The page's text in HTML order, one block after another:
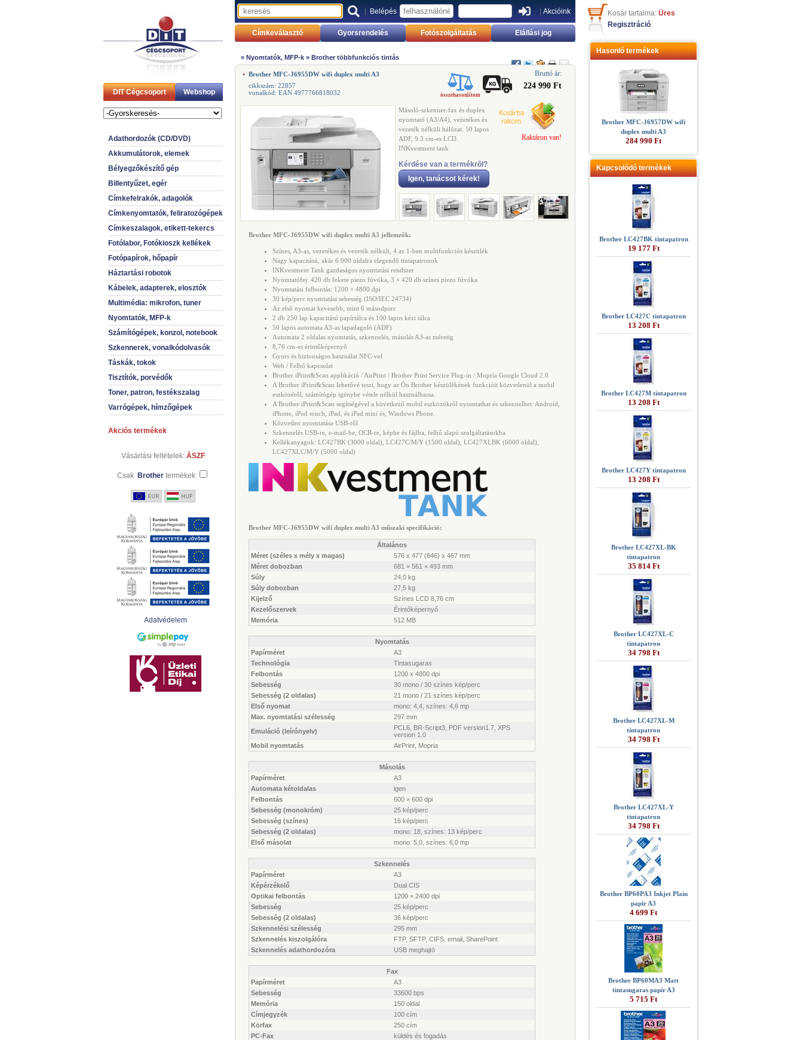
DIT Cégcsoport Webshop
Adathordozók (CD/DVD)
Akkumulátorok, elemek
Bélyegzőkészítő gép
Billentyűzet, egér
Címkefelrakók, adagolók
Címkenyomtatók, feliratozógépek
Címkeszalagok, etikett-tekercs
Fotólabor, Fotókioszk kellékek
Fotópapírok, hőpapír
Háztartási robotok
Kábelek, adapterek, elosztók
Multimédia: mikrofon, tuner
Nyomtatók, MFP-k
Számítógépek, konzol, notebook
Szkennerek, vonalkódolvasók
Táskák, tokok
Tisztítók, porvédők
Toner, patron, festékszalag
Varrógépek, hímzőgépek
Akciós termékek
Vásárlási feltételek: ÁSZF
Csak Brother termékek
Adatvédelem
|Belépés |Akcióink
Címkeválasztó Gyorsrendelés Fotószolgáltatás Elállási jog
» Nyomtatók, MFP-k » Brother többfunkciós tintás
Brother MFC-J6955DW wifi duplex multi A3
cikkszám: 22857
vonalkód: EAN 4977766818032
összehasonlítom
Bruttó ár:
224 990 Ft
Másoló-szkenner-fax és duplex
nyomtató (A3/A4), vezetékes és
vezeték nélküli hálózat. 50 lapos
ADF, 9.3 cm-es LCD.
INKvestment tank
Kérdése van a termékrõl?
Igen, tanácsot kérek!
Raktáron van!
Brother MFC-J6955DW wifi duplex multi A3 jellemzők:
Színes, A3-as, vezetékes és vezeték nélküli, 4 az 1-ben multifunkciós készülék
Nagy kapacitású, akár 6.000 oldalra elegendő tintapatronok
INKvestment Tank gazdaságos nyomtatási rendszer
Nyomtatófej: 420 db fekete piezo fúvóka, 3 × 420 db színes piezo fúvóka
Nyomtatási felbontás: 1200 × 4800 dpi
30 kép/perc nyomtatási sebesség (ISO/IEC 24734)
Az első nyomat kevesebb, mint 6 másodperc
2 db 250 lap kapacitású papírtálca és 100 lapos kézi tálca
50 lapos automata A3-as lapadagoló (ADF)
Automata 2 oldalas nyomtatás, szkennelés, másolás A3-as méretig
8,76 cm-es érintőképernyő
Gyors és biztonságos használat NFC-vel
Web / Felhő kapcsolat
Brother iPrint&Scan applikáció / AirPrint / Brother Print Service Plug-in / Mopria Google Cloud 2.0
A Brother iPrint&Scan lehetővé teszi, hogy az Ön Brother készülékének funkcióit közvetlenül a mobil
eszközéről, számítógép igénybe vétele nélkül használhassa.
A Brother iPrint&Scan segítségével a következő mobil eszközökről nyomtathat és szkennelhet: Android,
iPhone, iPod touch, iPad, és iPad mini és, Windows Phone.
Közvetlen nyomtatása USB-ről
Szkennelés USB-re, e-mail-be, OCR-re, képbe és fájlba, felhő alapú szolgáltatásokba
Kellékanyagok: LC427BK (3000 oldal), LC427C/M/Y (1500 oldal), LC427XLBK (6000 oldal),
LC427XLC/M/Y (5000 oldal)
Brother MFC-J6955DW wifi duplex multi A3 műszaki specifikáció:
Általános
Méret (széles x mély x magas)
576 x 477 (846) x 467 mm
Méret dobozban
681 × 561 × 493 mm
Súly
24,0 kg
Súly dobozban
27,5 kg
Kijelző
Színes LCD 8,76 cm
Kezelőszervek
Érintőképernyő
Memória
512 MB
Nyomtatás
Papírméret
A3
Technológia
Tintasugaras
Felbontás
1200 x 4800 dpi
Sebesség
30 mono / 30 színes kép/perc
Sebesség (2 oldalas)
21 mono / 21 színes kép/perc
Első nyomat
mono: 4,4, színes: 4,6 mp
Max. nyomtatási szélesség
297 mm
Emuláció (leírónyelv)
PCL6, BR-Script3, PDF version1.7, XPS
version 1.0
Mobil nyomtatás
AirPrint, Mopria
Másolás
Papírméret
A3
Automata kétoldalas
igen
Felbontás
600 × 600 dpi
Sebesség (monokróm)
25 kép/perc
Sebesség (színes)
16 kép/perc
Sebesség (2 oldalas)
mono: 18, színes: 13 kép/perc
Első másolat
mono: 5,0, színes: 6,0 mp
Szkennelés
Papírméret
A3
Képérzékelő
Dual CIS
Optikai felbontás
1200 × 2400 dpi
Sebesség
25 kép/perc
Sebesség (2 oldalas)
36 kép/perc
Szkennelési szélesség
295 mm
Szkennelés kiszolgálóra
FTP, SFTP, CIFS, email, SharePoint
Szkennelés adathordozóra
USB meghajtó
Fax
Papírméret
A3
Sebesség
33600 bps
Memória
150 oldal
Címjegyzék
100 cím
Körfax
250 cím
PC-Fax
küldés és fogadás
Kosár tartalma: Üres
Regisztráció
Hasonló termékek
Brother MFC-J6957DW wifi
duplex multi A3
284 990 Ft
Kapcsolódó termékek
Brother LC427BK tintapatron
19 177 Ft
Brother LC427C tintapatron
13 208 Ft
Brother LC427M tintapatron
13 208 Ft
Brother LC427Y tintapatron
13 208 Ft
Brother LC427XL-BK
tintapatron
35 814 Ft
Brother LC427XL-C
tintapatron
34 798 Ft
Brother LC427XL-M
tintapatron
34 798 Ft
Brother LC427XL-Y
tintapatron
34 798 Ft
Brother BP60PA3 Inkjet Plain
papír A3
4 699 Ft
Brother BP60MA3 Matt
tintasugaras papír A3
5 715 Ft